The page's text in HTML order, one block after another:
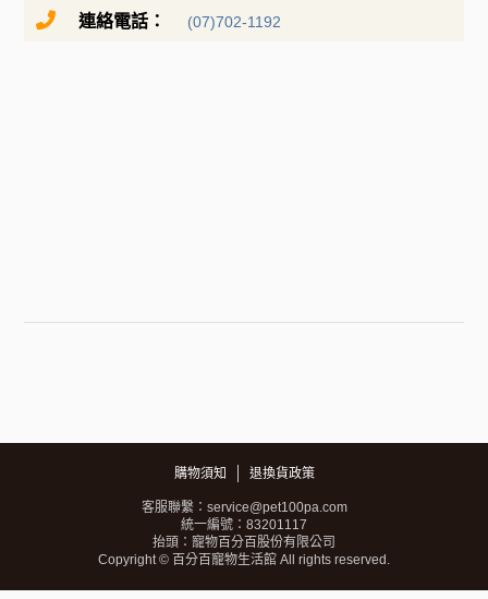
連絡電話： (07)702-1192
Copyright © 百分百寵物生活館 All rights reserved.
抬頭：寵物百分百股份有限公司
統一編號：83201117
客服聯繫：service@pet100pa.com
購物須知 退換貨政策